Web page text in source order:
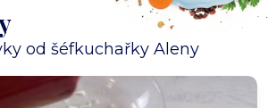
od šéfkuchařky Aleny